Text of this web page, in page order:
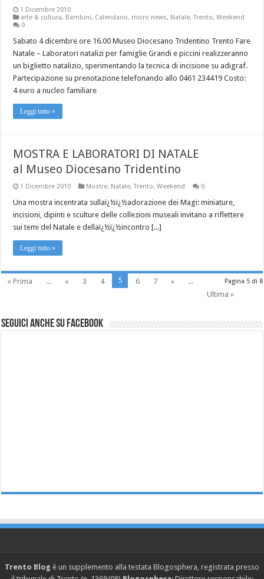
1 Dicembre 2010
arte & cultura, Bambini, Calendario, micro news, Natale,Trento,Weekend
0
Sabato 4 dicembre ore 16.00 Museo Diocesano Tridentino Trento Fare
Natale – Laboratori natalizi per famiglie Grandi e piccini realizzeranno
un biglietto natalizio, sperimentando la tecnica di incisione su adigraf.
Partecipazione su prenotazione telefonando allo 0461 234419 Costo:
4 euro a nucleo familiare
Leggi tutto »
MOSTRA E LABORATORI DI NATALE
al Museo Diocesano Tridentino
1 Dicembre 2010 Mostre, Natale,Trento,Weekend 0
Una mostra incentrata sullaï¿½ï¿½adorazione dei Magi: miniature,
incisioni, dipinti e sculture delle collezioni museali invitano a riflettere
sui temi del Natale e dellaï¿½ï¿½incontro [...]
Leggi tutto »
Pagina 5 di 8
« Prima ... « 3 4 5 6 7 »
...
Ultima »
Seguici anche su Facebook
Trento Blog è un supplemento alla testata Blogosphera, registrata presso